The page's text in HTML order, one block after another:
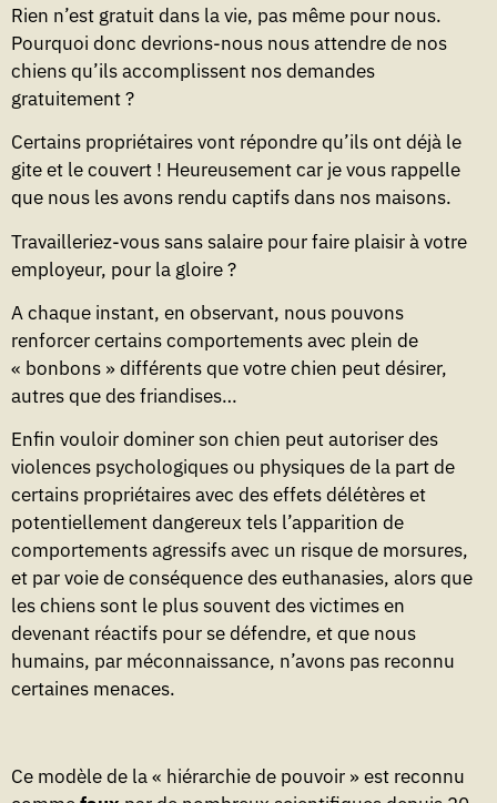
Rien n’est gratuit dans la vie, pas même pour nous.
Pourquoi donc devrions-nous nous attendre de nos
chiens qu’ils accomplissent nos demandes
gratuitement ?
Certains propriétaires vont répondre qu’ils ont déjà le
gite et le couvert ! Heureusement car je vous rappelle
que nous les avons rendu captifs dans nos maisons.
Travailleriez-vous sans salaire pour faire plaisir à votre
employeur, pour la gloire ?
A chaque instant, en observant, nous pouvons
renforcer certains comportements avec plein de
« bonbons » différents que votre chien peut désirer,
autres que des friandises…
Enfin vouloir dominer son chien peut autoriser des
violences psychologiques ou physiques de la part de
certains propriétaires avec des effets délétères et
potentiellement dangereux tels l’apparition de
comportements agressifs avec un risque de morsures,
et par voie de conséquence des euthanasies, alors que
les chiens sont le plus souvent des victimes en
devenant réactifs pour se défendre, et que nous
humains, par méconnaissance, n’avons pas reconnu
certaines menaces.
Ce modèle de la « hiérarchie de pouvoir » est reconnu